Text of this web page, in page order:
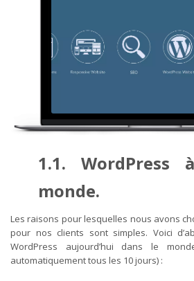
1.1. WordPress
monde.
Les raisons pour lesquelles nous avons
pour nos clients sont simples. Voici
WordPress aujourd’hui dans le
automatiquement tous les 10 jours) :